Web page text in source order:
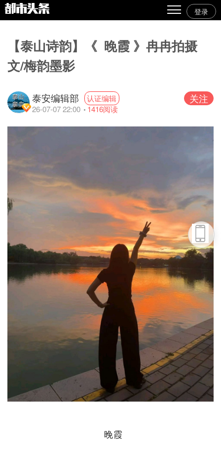
登录
原创
图文
视频
传播榜
文集
头条号
下载APP
【泰山诗韵】《 晚霞 》冉冉拍摄
文/梅韵墨影
泰安编辑部
认证编辑
26-07-07 22:00
1416阅读
关注
晚霞